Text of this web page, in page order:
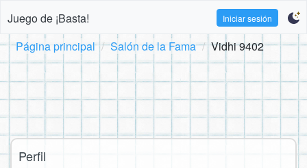
Juego de ¡Basta! Iniciar sesión
Página principal Salón de la Fama Vidhi 9402
Perfil